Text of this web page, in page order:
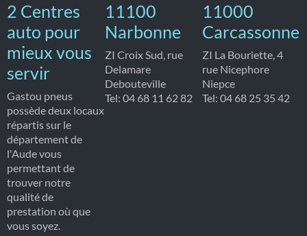
2 Centres
auto pour
mieux vous
servir
Gastou pneus
possède deux locaux
répartis sur le
département de
l'Aude vous
permettant de
trouver notre
qualité de
prestation où que
vous soyez.
11100
Narbonne
ZI Croix Sud, rue
Delamare
Debouteville
Tel: 04 68 11 62 82
11000
Carcassonne
ZI La Bouriette, 4
rue Nicephore
Niepce
Tel: 04 68 25 35 42